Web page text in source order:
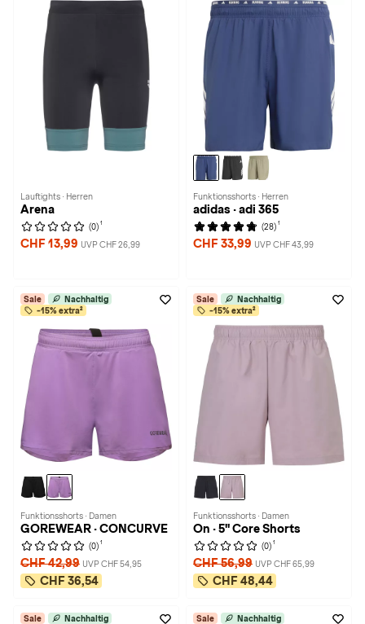
Lauftights · Herren
Arena
(0) 1
CHF 13,99 UVP CHF 26,99
Funktionsshorts · Herren
adidas · adi 365
(28) 1
CHF 33,99 UVP CHF 43,99
Sale
Nachhaltig
-15% extra²
Funktionsshorts · Damen
GOREWEAR · CONCURVE
(0) 1
CHF 42,99 UVP CHF 54,95
CHF 36,54
Sale
Nachhaltig
-15% extra²
Funktionsshorts · Damen
On · 5" Core Shorts
(0) 1
CHF 56,99 UVP CHF 65,99
CHF 48,44
Sale Nachhaltig Sale Nachhaltig